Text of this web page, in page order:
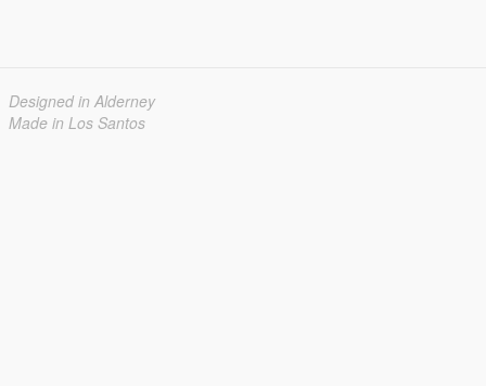
Designed in Alderney
Made in Los Santos